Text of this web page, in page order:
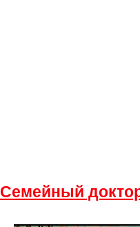
Семейный